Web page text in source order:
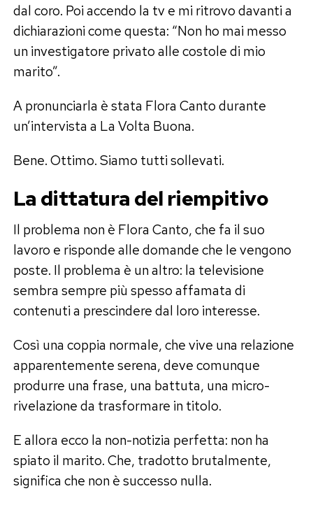
dal coro. Poi accendo la tv e mi ritrovo davanti a
dichiarazioni come questa: “Non ho mai messo
un investigatore privato alle costole di mio
marito”.
A pronunciarla è stata Flora Canto durante
un’intervista a La Volta Buona.
Bene. Ottimo. Siamo tutti sollevati.
La dittatura del riempitivo
Il problema non è Flora Canto, che fa il suo
lavoro e risponde alle domande che le vengono
poste. Il problema è un altro: la televisione
sembra sempre più spesso affamata di
contenuti a prescindere dal loro interesse.
Così una coppia normale, che vive una relazione
apparentemente serena, deve comunque
produrre una frase, una battuta, una micro-
rivelazione da trasformare in titolo.
E allora ecco la non-notizia perfetta: non ha
spiato il marito. Che, tradotto brutalmente,
significa che non è successo nulla.